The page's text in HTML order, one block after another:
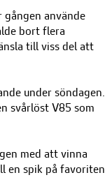
gången använde
bort flera
till viss del att
under söndagen.
svårlöst V85 som
med att vinna
en spik på favoriten